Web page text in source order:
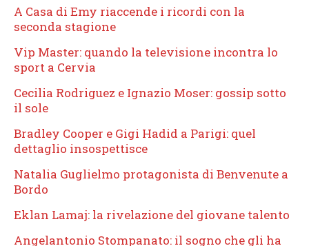
A Casa di Emy riaccende i ricordi con la
seconda stagione
Vip Master: quando la televisione incontra lo
sport a Cervia
Cecilia Rodriguez e Ignazio Moser: gossip sotto
il sole
Bradley Cooper e Gigi Hadid a Parigi: quel
dettaglio insospettisce
Natalia Guglielmo protagonista di Benvenute a
Bordo
Eklan Lamaj: la rivelazione del giovane talento
Angelantonio Stompanato: il sogno che gli ha